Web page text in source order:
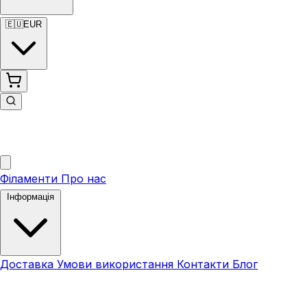
🇪🇺EUR
Філаменти Про нас
Доставка Умови використання Контакти Блог